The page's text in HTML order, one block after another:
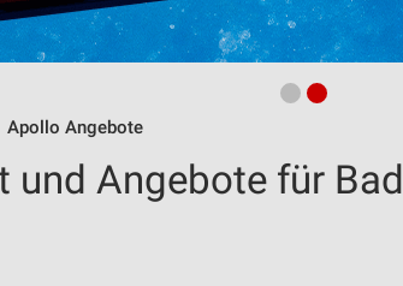
Apollo Angebote
und Angebote für Bad